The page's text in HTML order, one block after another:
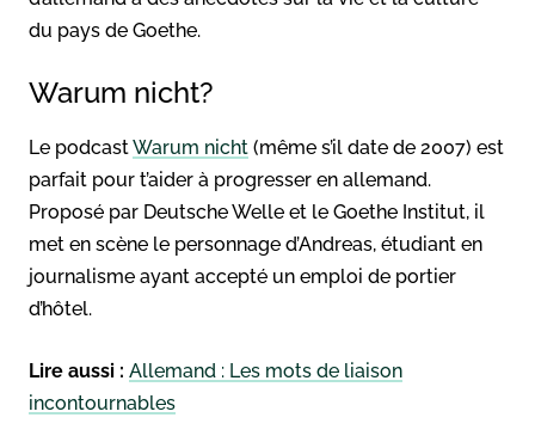
du pays de Goethe.
Warum nicht?
Le podcastWarum nicht (même s’il date de 2007) est
parfait pour t’aider à progresser en allemand.
Proposé par Deutsche Welle et le Goethe Institut, il
met en scène le personnage d’Andreas, étudiant en
journalisme ayant accepté un emploi de portier
d’hôtel.
Lire aussi : Allemand : Les mots de liaison
incontournables